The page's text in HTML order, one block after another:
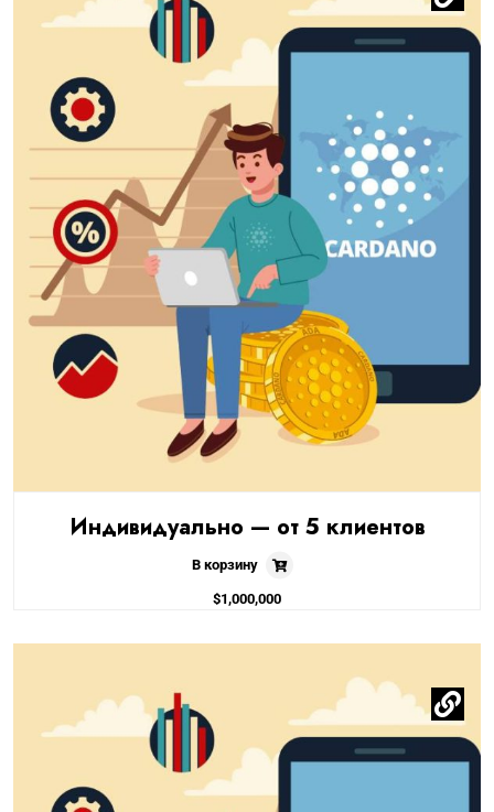
Индивидуально — от 5 клиентов
В корзину
$1,000,000